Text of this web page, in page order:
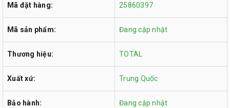
Mã đặt hàng: 25860397
Mã sản phẩm: Đang cập nhật
Thương hiệu: TOTAL
Xuất xứ: Trung Quốc
Bảo hành: Đang cập nhật